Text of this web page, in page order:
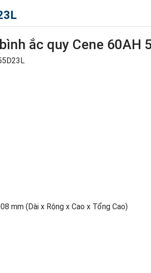
ắc quy Cene 60AH
mm (Dài x Rộng x Cao x Tổng Cao)